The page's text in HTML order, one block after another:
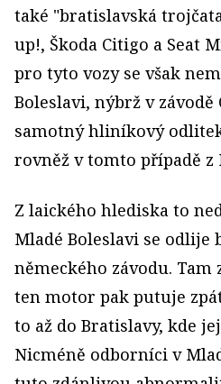
také "bratislavská
up!, Škoda Citigo a Seat
pro tyto vozy se však
Boleslavi, nýbrž v
samotný hliníkový
rovněž v tomto případě z
Z laického hlediska to
Mladé Boleslavi se
německého závodu.
ten motor pak putuje
to až do Bratislavy, kde
Nicméně odborníci v